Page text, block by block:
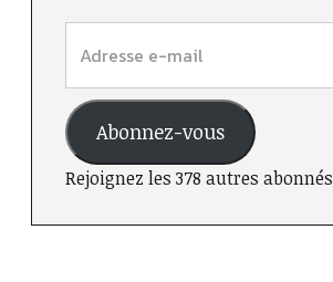
Abonnez-vous
Rejoignez les 378 autres abonnés